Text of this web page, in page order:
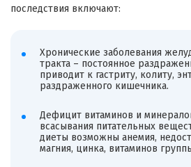
последствия включают:
Хронические заболевания
тракта – постоянное
приводит к гастриту, колиту,
раздраженного кишечника.
Дефицит витаминов и
всасывания питательных
диеты возможны анемия,
магния, цинка, витаминов